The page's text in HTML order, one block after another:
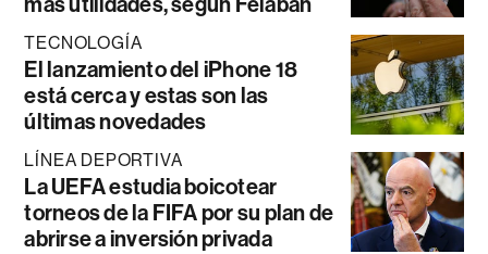
TECNOLOGÍA
El lanzamiento del iPhone 18
está cerca y estas son las
últimas novedades
LÍNEA DEPORTIVA
La UEFA estudia boicotear
torneos de la FIFA por su plan de
abrirse a inversión privada